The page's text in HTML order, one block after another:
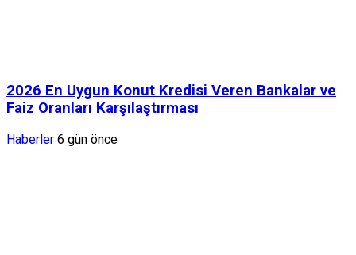
2026 En Uygun Konut Kredisi Veren Bankalar ve
Faiz Oranları Karşılaştırması
Haberler 6 gün önce